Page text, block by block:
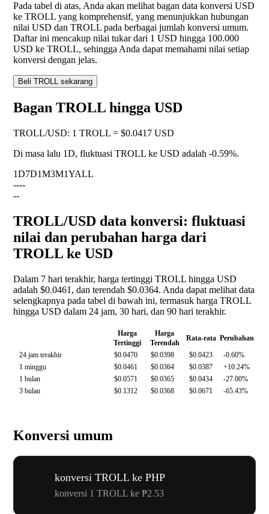
Pada tabel di atas, Anda akan melihat bagan data konversi USD
ke TROLL yang komprehensif, yang menunjukkan hubungan
nilai USD dan TROLL pada berbagai jumlah konversi umum.
Daftar ini mencakup nilai tukar dari 1 USD hingga 100.000
USD ke TROLL, sehingga Anda dapat memahami nilai setiap
konversi dengan jelas.
Beli TROLL sekarang
Bagan TROLL hingga USD
TROLL/USD: 1 TROLL = $0.0417 USD
Di masa lalu 1D, fluktuasi TROLL ke USD adalah -0.59%.
1D7D1M3M1YALL
----
--
TROLL/USD data konversi: fluktuasi
nilai dan perubahan harga dari
TROLL ke USD
Dalam 7 hari terakhir, harga tertinggi TROLL hingga USD
adalah $0.0461, dan terendah $0.0364. Anda dapat melihat data
selengkapnya pada tabel di bawah ini, termasuk harga TROLL
hingga USD dalam 24 jam, 30 hari, dan 90 hari terakhir.
Harga
Tertinggi
Harga
Terendah
Rata-rata Perubahan
24 jam terakhir
$0.0470 $0.0398 $0.0423
-0.60%
1 minggu
$0.0461 $0.0364 $0.0387
+10.24%
1 bulan
$0.0571 $0.0365 $0.0434
-27.00%
3 bulan
$0.1312 $0.0368 $0.0671 -65.43%
Konversi umum
konversi TROLL ke PHP
konversi 1 TROLL ke ₱2.53